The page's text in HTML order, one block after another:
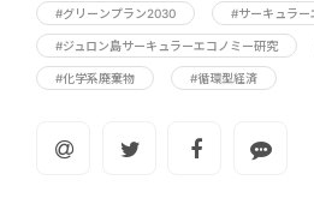
#グリーンプラン2030 #サーキュラー
#ジュロン島サーキュラーエコノミー研究
#化学系廃棄物 #循環型経済